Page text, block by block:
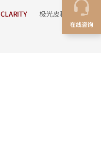
CLARITY 极光皮秒
在线咨询